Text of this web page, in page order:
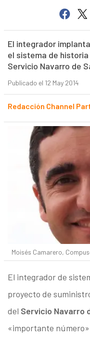
El integrador
el sistema de
Servicio Navarro de
Publicado el 12 May 2014
Redacción Channel
Moisés Camarero,
El integrador de
proyecto de
del Servicio Navarro
«importante